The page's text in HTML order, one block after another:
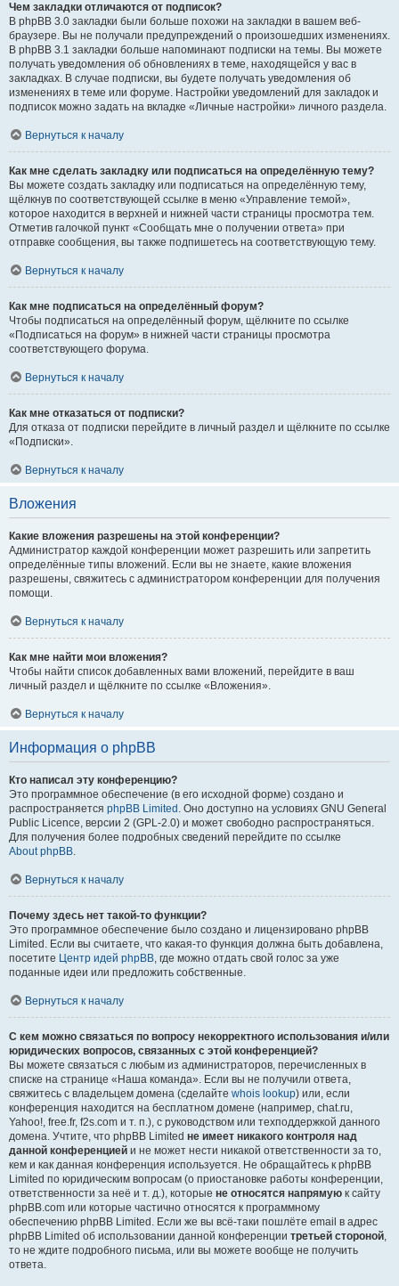
Чем закладки отличаются от подписок?
В phpBB 3.0 закладки были больше похожи на закладки в вашем веб-
браузере. Вы не получали предупреждений о произошедших изменениях.
В phpBB 3.1 закладки больше напоминают подписки на темы. Вы можете
получать уведомления об обновлениях в теме, находящейся у вас в
закладках. В случае подписки, вы будете получать уведомления об
изменениях в теме или форуме. Настройки уведомлений для закладок и
подписок можно задать на вкладке «Личные настройки» личного раздела.
Вернуться к началу
Как мне сделать закладку или подписаться на определённую тему?
Вы можете создать закладку или подписаться на определённую тему,
щёлкнув по соответствующей ссылке в меню «Управление темой»,
которое находится в верхней и нижней части страницы просмотра тем.
Отметив галочкой пункт «Сообщать мне о получении ответа» при
отправке сообщения, вы также подпишетесь на соответствующую тему.
Вернуться к началу
Как мне подписаться на определённый форум?
Чтобы подписаться на определённый форум, щёлкните по ссылке
«Подписаться на форум» в нижней части страницы просмотра
соответствующего форума.
Вернуться к началу
Как мне отказаться от подписки?
Для отказа от подписки перейдите в личный раздел и щёлкните по ссылке
«Подписки».
Вернуться к началу
Вложения
Какие вложения разрешены на этой конференции?
Администратор каждой конференции может разрешить или запретить
определённые типы вложений. Если вы не знаете, какие вложения
разрешены, свяжитесь с администратором конференции для получения
помощи.
Вернуться к началу
Как мне найти мои вложения?
Чтобы найти список добавленных вами вложений, перейдите в ваш
личный раздел и щёлкните по ссылке «Вложения».
Вернуться к началу
Информация о phpBB
Кто написал эту конференцию?
Это программное обеспечение (в его исходной форме) создано и
распространяется phpBB Limited . Оно доступно на условиях GNU General
Public Licence, версии 2 (GPL-2.0) и может свободно распространяться.
Для получения более подробных сведений перейдите по ссылке
About phpBB.
Вернуться к началу
Почему здесь нет такой-то функции?
Это программное обеспечение было создано и лицензировано phpBB
Limited. Если вы считаете, что какая-то функция должна быть добавлена,
посетите Центр идей phpBB, где можно отдать свой голос за уже
поданные идеи или предложить собственные.
Вернуться к началу
С кем можно связаться по вопросу некорректного использования и/или
юридических вопросов, связанных с этой конференцией?
Вы можете связаться с любым из администраторов, перечисленных в
списке на странице «Наша команда». Если вы не получили ответа,
свяжитесь с владельцем домена (сделайте whois lookup) или, если
конференция находится на бесплатном домене (например, chat.ru,
Yahoo!, free.fr, f2s.com и т. п.), с руководством или техподдержкой данного
домена. Учтите, что phpBB Limited не имеет никакого контроля над
данной конференцией и не может нести никакой ответственности за то,
кем и как данная конференция используется. Не обращайтесь к phpBB
Limited по юридическим вопросам (о приостановке работы конференции,
ответственности за неё и т. д.), которые не относятся напрямую к сайту
phpBB.com или которые частично относятся к программному
обеспечению phpBB Limited. Если же вы всё-таки пошлёте email в адрес
phpBB Limited об использовании данной конференции третьей стороной,
то не ждите подробного письма, или вы можете вообще не получить
ответа.